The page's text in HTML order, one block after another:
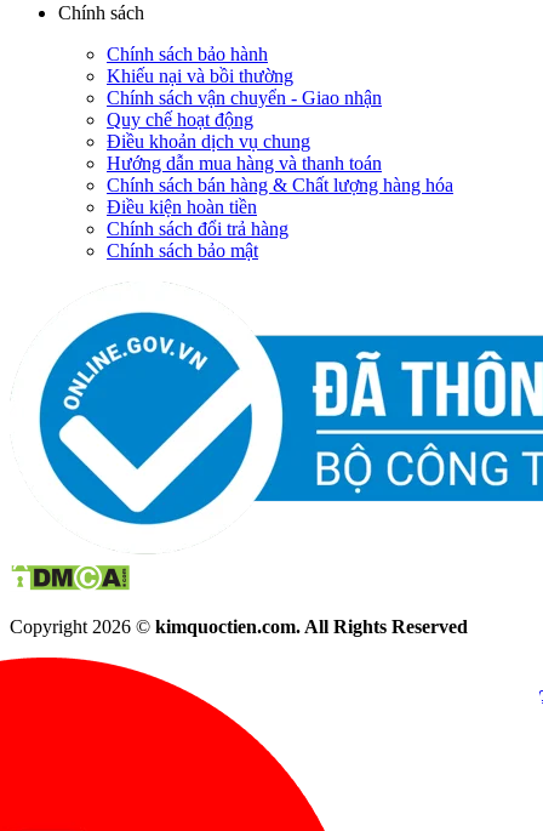
Chính sách
Chính sách bảo hành
Khiếu nại và bồi thường
Chính sách vận chuyển - Giao nhận
Quy chế hoạt động
Điều khoản dịch vụ chung
Hướng dẫn mua hàng và thanh toán
Chính sách bán hàng & Chất lượng hàng hóa
Điều kiện hoàn tiền
Chính sách đổi trả hàng
Chính sách bảo mật
Copyright 2026 © kimquoctien.com. All Rights Reserved
(8h00 - 21h30)
(8h00 -